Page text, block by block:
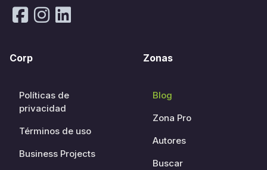
Corp
Políticas de
privacidad
Términos de uso
Business Projects
Zonas
Blog
Zona Pro
Autores
Buscar